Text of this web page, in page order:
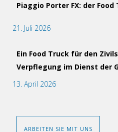
Piaggio Porter FX: der
21. Juli 2026
Ein Food Truck für den
Verpflegung im Dienst der
13. April 2026
ARBEITEN SIE MIT UNS